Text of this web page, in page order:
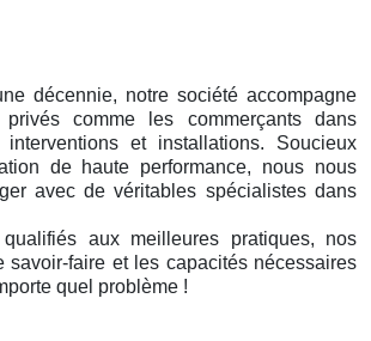
décennie, notre société accompagne
privés comme les commerçants dans
et installations. Soucieux
de haute performance, nous nous
avec de véritables spécialistes dans
aux meilleures pratiques, nos
savoir-faire et les capacités nécessaires
quel problème !